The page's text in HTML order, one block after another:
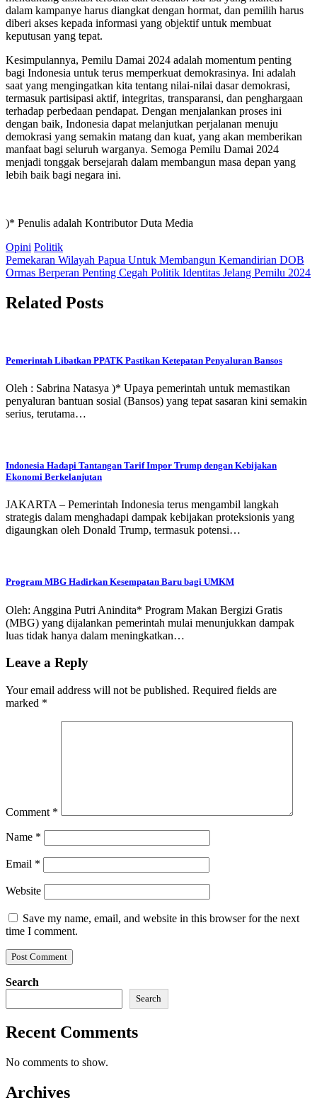
dalam kampanye harus diangkat dengan hormat, dan pemilih harus
diberi akses kepada informasi yang objektif untuk membuat
keputusan yang tepat.
Kesimpulannya, Pemilu Damai 2024 adalah momentum penting
bagi Indonesia untuk terus memperkuat demokrasinya. Ini adalah
saat yang mengingatkan kita tentang nilai-nilai dasar demokrasi,
termasuk partisipasi aktif, integritas, transparansi, dan penghargaan
terhadap perbedaan pendapat. Dengan menjalankan proses ini
dengan baik, Indonesia dapat melanjutkan perjalanan menuju
demokrasi yang semakin matang dan kuat, yang akan memberikan
manfaat bagi seluruh warganya. Semoga Pemilu Damai 2024
menjadi tonggak bersejarah dalam membangun masa depan yang
lebih baik bagi negara ini.
)* Penulis adalah Kontributor Duta Media
Opini Politik
Post
navigation
Pemekaran Wilayah Papua Untuk Membangun Kemandirian DOB
Ormas Berperan Penting Cegah Politik Identitas Jelang Pemilu 2024
Related Posts
Pemerintah Libatkan PPATK Pastikan Ketepatan Penyaluran Bansos
Oleh : Sabrina Natasya )* Upaya pemerintah untuk memastikan
penyaluran bantuan sosial (Bansos) yang tepat sasaran kini semakin
serius, terutama…
Indonesia Hadapi Tantangan Tarif Impor Trump dengan Kebijakan
Ekonomi Berkelanjutan
JAKARTA – Pemerintah Indonesia terus mengambil langkah
strategis dalam menghadapi dampak kebijakan proteksionis yang
digaungkan oleh Donald Trump, termasuk potensi…
Program MBG Hadirkan Kesempatan Baru bagi UMKM
Oleh: Anggina Putri Anindita* Program Makan Bergizi Gratis
(MBG) yang dijalankan pemerintah mulai menunjukkan dampak
luas tidak hanya dalam meningkatkan…
Leave a Reply
Your email address will not be published. Required fields are
marked *
Comment *
Name *
Email *
Website
Save my name, email, and website in this browser for the next
time I comment.
Search
Search
Recent Comments
No comments to show.
Archives